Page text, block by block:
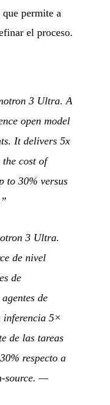
permite a
el proceso.
3 Ultra. A
open model
It delivers 5x
cost of
to 30% versus
3 Ultra.
de nivel
de
de
inferencia 5×
de las tareas
respecto a
source. —